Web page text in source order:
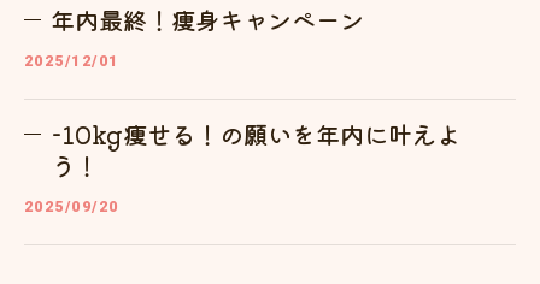
年内最終！痩身キャンペーン
2025/12/01
-10kg痩せる！の願いを年内に叶えよ
う！
2025/09/20